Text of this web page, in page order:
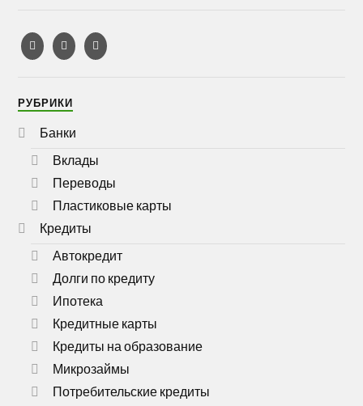
РУБРИКИ
Банки
Вклады
Переводы
Пластиковые карты
Кредиты
Автокредит
Долги по кредиту
Ипотека
Кредитные карты
Кредиты на образование
Микрозаймы
Потребительские кредиты